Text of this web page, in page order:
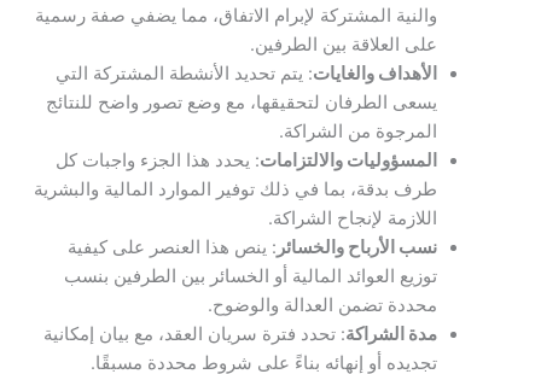
والنية المشتركة لإبرام الاتفاق، مما يضفي صفة رسمية
على العلاقة بين الطرفين.
الأهداف والغايات: يتم تحديد الأنشطة المشتركة التي
يسعى الطرفان لتحقيقها، مع وضع تصور واضح للنتائج
المرجوة من الشراكة.
المسؤوليات والالتزامات: يحدد هذا الجزء واجبات كل
طرف بدقة، بما في ذلك توفير الموارد المالية والبشرية
اللازمة لإنجاح الشراكة.
نسب الأرباح والخسائر : ينص هذا العنصر على كيفية
توزيع العوائد المالية أو الخسائر بين الطرفين بنسب
محددة تضمن العدالة والوضوح.
مدة الشراكة: تحدد فترة سريان العقد، مع بيان إمكانية
تجديده أو إنهائه بناءً على شروط محددة مسبقًا.